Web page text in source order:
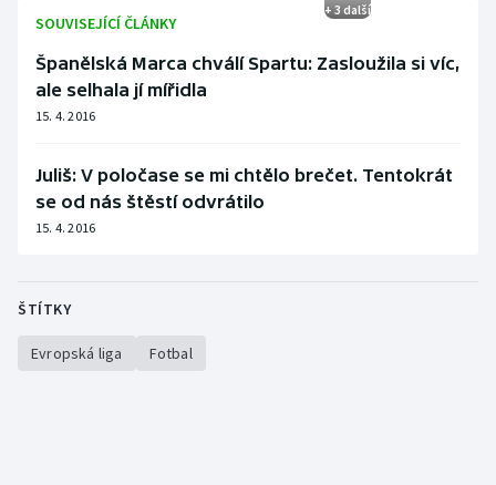
+ 3 další
SOUVISEJÍCÍ ČLÁNKY
Španělská Marca chválí Spartu: Zasloužila si víc,
ale selhala jí mířidla
15. 4. 2016
Juliš: V poločase se mi chtělo brečet. Tentokrát
se od nás štěstí odvrátilo
15. 4. 2016
ŠTÍTKY
Evropská liga Fotbal